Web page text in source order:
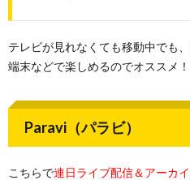
テレビが見れなくても移動中でも
端末などで楽しめるのでオススメ！
Paravi（パラビ）
こちらで連日ライブ配信＆アーカイ